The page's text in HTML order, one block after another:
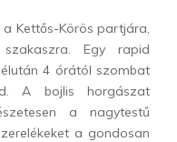
a Kettős-Körös partjára,
Egy rapid
4 órától szombat
A bojlis horgászat
a nagytestű
a gondosan